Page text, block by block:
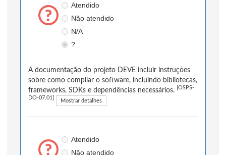
Atendido
Não atendido
N/A
?
A documentação do projeto DEVE incluir instruções
sobre como compilar o software, incluindo bibliotecas,
frameworks, SDKs e dependências necessários.
[OSPS-
DO-07.01] Mostrar detalhes
Atendido
Não atendido